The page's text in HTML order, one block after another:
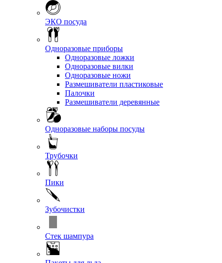
ЭКО посуда
Одноразовые приборы
Одноразовые ложки
Одноразовые вилки
Одноразовые ножи
Размешиватели пластиковые
Палочки
Размешиватели деревянные
Одноразовые наборы посуды
Трубочки
Пики
Зубочистки
Стек шампура